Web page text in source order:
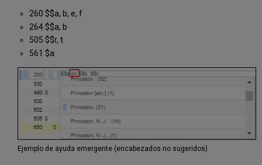
mostrados
Trabajar
con
UNIMARC
multiescritura
en
latín
Control
de
260 $$a, b, e, f
264 $$a, b
505 $$r, t
561 $a
Ejemplo de ayuda emergente (encabezados no sugeridos)